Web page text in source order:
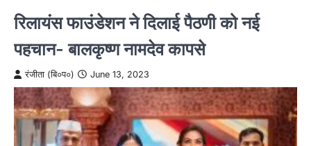
रिलायंस फाउंडेशन ने दिलाई पैठणी को नई
पहचान- बालकृष्ण नामदेव कापसे
रंजीता (बि०प०) June 13, 2023